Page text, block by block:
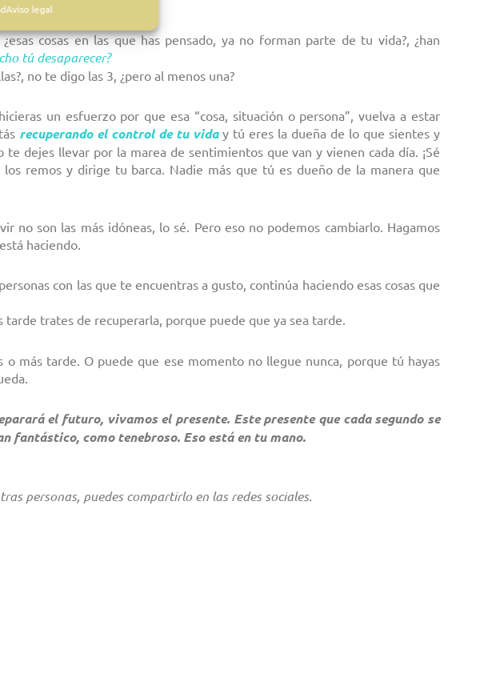
Aviso legal
cosas en las que has pensado, ya no forman parte de tu vida?, ¿han
tú desaparecer?
no te digo las 3, ¿pero al menos una?
un esfuerzo por que esa “cosa, situación o persona”, vuelva a estar
recuperando el control de tu viday tú eres la dueña de lo que sientes y
dejes llevar por la marea de sentimientos que van y vienen cada día. ¡Sé
los remos y dirige tu barca. Nadie más que tú es dueño de la manera que
no son las más idóneas, lo sé. Pero eso no podemos cambiarlo. Hagamos
haciendo.
con las que te encuentras a gusto, continúa haciendo esas cosas que
tarde trates de recuperarla, porque puede que ya sea tarde.
más tarde. O puede que ese momento no llegue nunca, porque tú hayas
el futuro, vivamos el presente. Este presente que cada segundo se
fantástico, como tenebroso. Eso está en tu mano.
personas, puedes compartirlo en las redes sociales.